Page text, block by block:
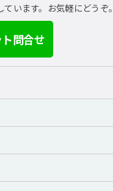
います。お気軽にどうぞ。
問合せ